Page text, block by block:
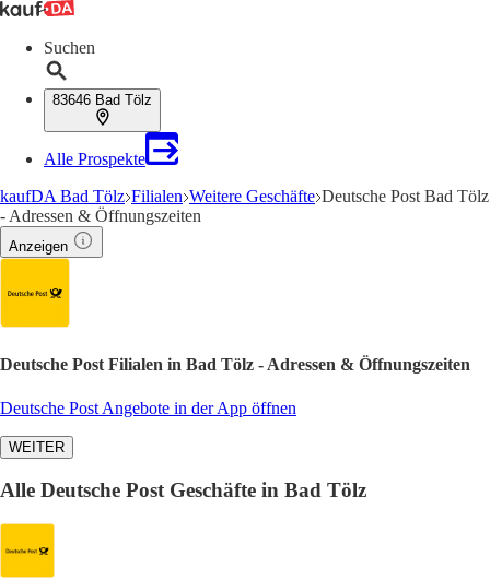
Suchen
83646 Bad Tölz
Alle Prospekte
kaufDA Bad Tölz Filialen Weitere Geschäfte Deutsche Post Bad Tölz
- Adressen & Öffnungszeiten
Anzeigen
Deutsche Post Filialen in Bad Tölz - Adressen & Öffnungszeiten
Deutsche Post Angebote in der App öffnen
WEITER
Alle Deutsche Post Geschäfte in Bad Tölz